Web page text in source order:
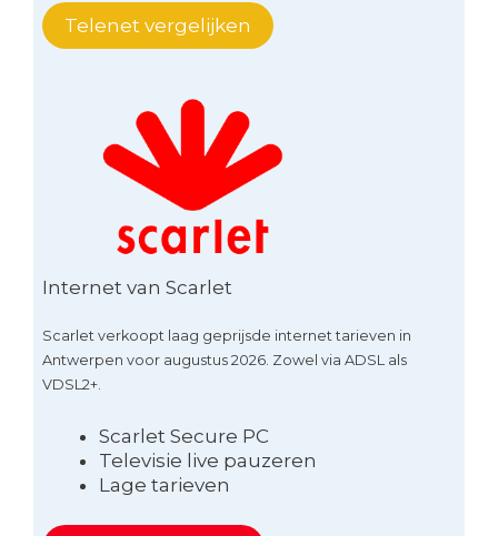
Telenet vergelijken
Internet van Scarlet
Scarlet verkoopt laag geprijsde internet tarieven in
Antwerpen voor augustus 2026. Zowel via ADSL als
VDSL2+.
Scarlet Secure PC
Televisie live pauzeren
Lage tarieven